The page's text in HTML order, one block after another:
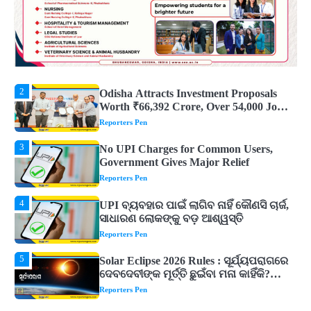
Are Believed to Mean
Odisha Attracts Investment Proposals
Worth ₹66,392 Crore, Over 54,000 Jobs
Expected
Reporters Pen
3
No UPI Charges for Common Users,
Government Gives Major Relief
Reporters Pen
4
UPI ବ୍ୟବହାର ପାଇଁ ଲାଗିବ ନାହିଁ କୌଣସି ଚାର୍ଜ,
ସାଧାରଣ ଲୋକଙ୍କୁ ବଡ଼ ଆଶ୍ୱସ୍ତି
Reporters Pen
5
Solar Eclipse 2026 Rules : ସୂର୍ଯ୍ୟପରାଗରେ
ଦେବଦେବୀଙ୍କ ମୂର୍ତ୍ତି ଛୁଇଁବା ମନା କାହିଁକି?
ଜାଣନ୍ତୁ ଏହା ପଛରେ ଥିବା ଧାର୍ମିକ ମାନ୍ୟତା
Reporters Pen
1
Dreaming of Gold, Peacock or Temple?
Know What These 5 Auspicious Dreams
Are Believed to Mean
Reporters Pen